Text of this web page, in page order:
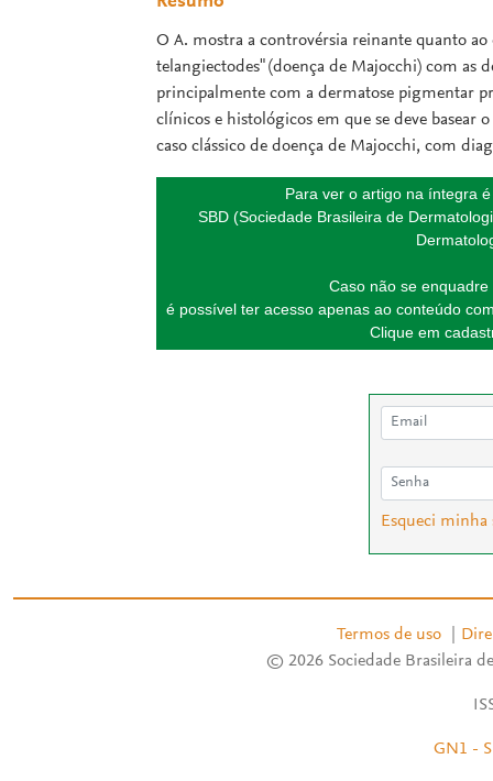
O A. mostra a controvérsia reinante quanto
telangiectodes" (doença de Majocchi) com as
principalmente com a dermatose pigmentar
clínicos e histológicos em que se deve basear
caso clássico de doença de Majocchi, com
Para ver o artigo na íntegra
SBD (Sociedade Brasileira de
Caso não se
é possível ter acesso apenas ao conteúdo
Clique em
Esqueci minha
Termos de uso
© 2026 Sociedade Brasileira
GN1 -